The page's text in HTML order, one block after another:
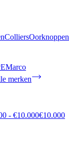
ColliersOorknoppen
Marco
merken
- €10.000€10.000